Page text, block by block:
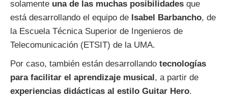
solamente una de las muchas posibilidades que
está desarrollando el equipo de Isabel Barbancho, de
la Escuela Técnica Superior de Ingenieros de
Telecomunicación (ETSIT) de la UMA.
Por caso, también están desarrollando tecnologías
para facilitar el aprendizaje musical, a partir de
experiencias didácticas al estilo Guitar Hero.